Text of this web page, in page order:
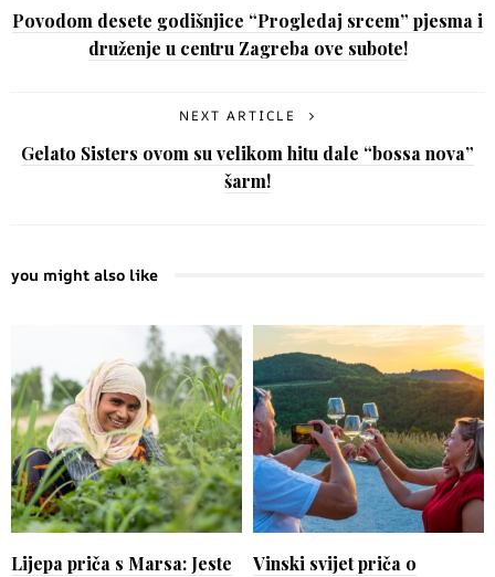
Povodom desete godišnjice “Progledaj srcem” pjesma i
druženje u centru Zagreba ove subote!
NEXT ARTICLE
Gelato Sisters ovom su velikom hitu dale “bossa nova”
šarm!
you might also like
Lijepa priča s Marsa: Jeste
Vinski svijet priča o